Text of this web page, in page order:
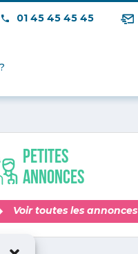
01 45 45 45 45
Petites
annonces
Voir toutes les annonces